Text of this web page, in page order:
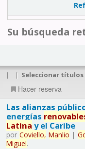
Su búsqueda
| | Seleccionar títulos
Hacer reserva
Las alianzas
energías
Latina y el Caribe
por Coviello, Manlio |
Miguel.